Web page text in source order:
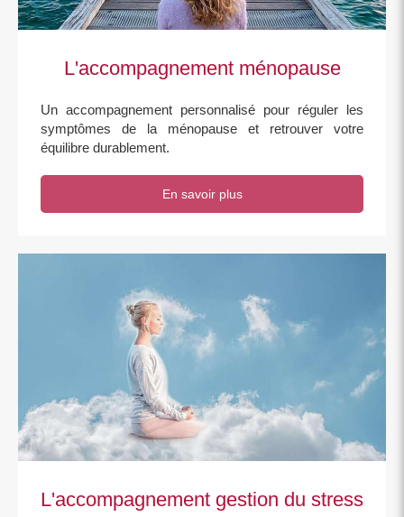
L'accompagnement ménopause
Un accompagnement personnalisé pour réguler les
symptômes de la ménopause et retrouver votre
équilibre durablement.
En savoir plus
L'accompagnement gestion du stress